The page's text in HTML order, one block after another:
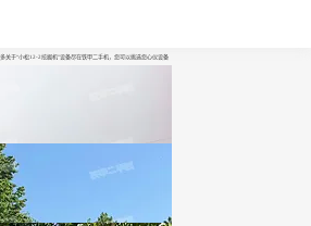
关于“小松12-2挖掘机”设备尽在铁甲二手机，您可以挑选您心仪设备